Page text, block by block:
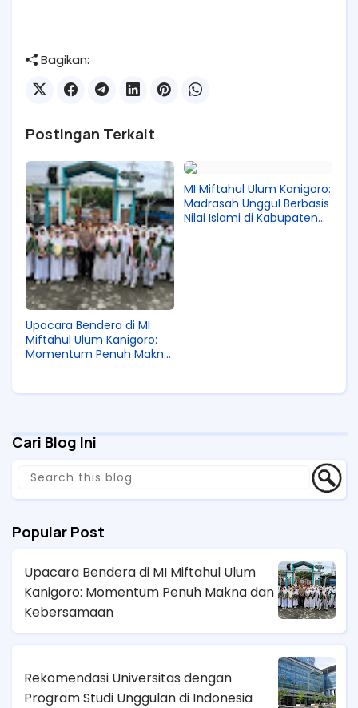
Bagikan:
Postingan Terkait
Upacara Bendera di MI
Miftahul Ulum Kanigoro:
Momentum Penuh Makna
MI Miftahul Ulum Kanigoro:
Madrasah Unggul Berbasis
Nilai Islami di Kabupaten
Cari Blog Ini
Popular Post
Upacara Bendera di MI Miftahul Ulum
Kanigoro: Momentum Penuh Makna dan
Kebersamaan
Rekomendasi Universitas dengan
Program Studi Unggulan di Indonesia